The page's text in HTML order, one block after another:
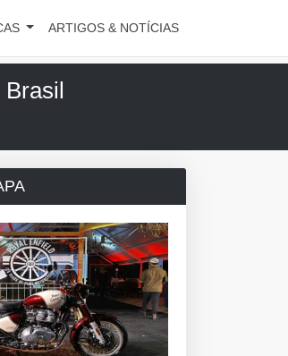
ARTIGOS & NOTÍCIAS